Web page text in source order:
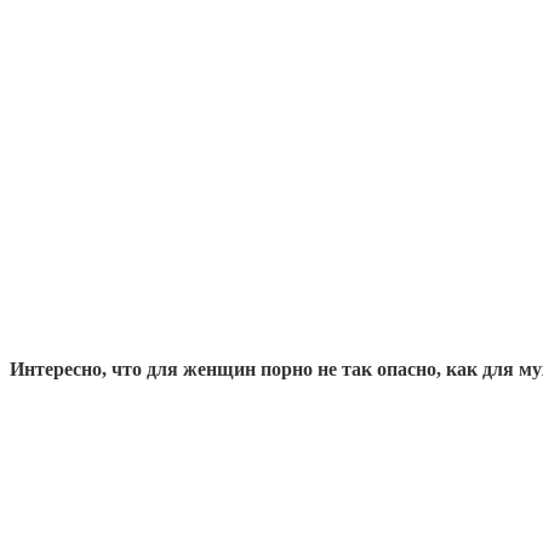
Интересно, что для женщин порно не так опасно, как для